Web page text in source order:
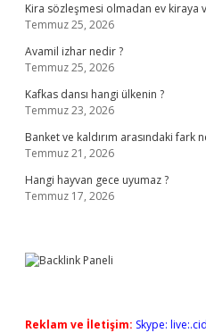
Kira sözleşmesi olmadan ev kiraya
Temmuz 25, 2026
Avamil izhar nedir ?
Temmuz 25, 2026
Kafkas dansı hangi ülkenin ?
Temmuz 23, 2026
Banket ve kaldırım arasındaki fark
Temmuz 21, 2026
Hangi hayvan gece uyumaz ?
Temmuz 17, 2026
Reklam ve İletişim: Skype: